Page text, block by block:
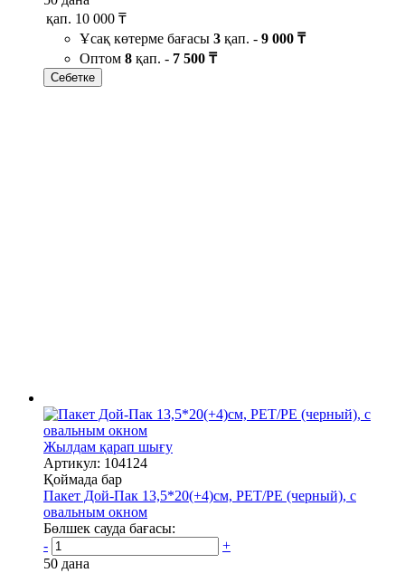
қап. 10 000 ₸
Ұсақ көтерме бағасы 3 қап. - 9 000 ₸
Оптом 8 қап. - 7 500 ₸
Себетке
Жылдам қарап шығу
Артикул: 104124
Қоймада бар
Пакет Дой-Пак 13,5*20(+4)см, PET/PE (черный), с
овальным окном
Бөлшек сауда бағасы:
-
+
50 дана